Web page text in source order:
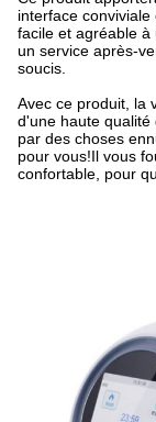
interface
facile et agréable à
un service après-
soucis.
Avec ce produit, la
d'une haute qualité
par des choses
pour vous!Il vous
confortable, pour